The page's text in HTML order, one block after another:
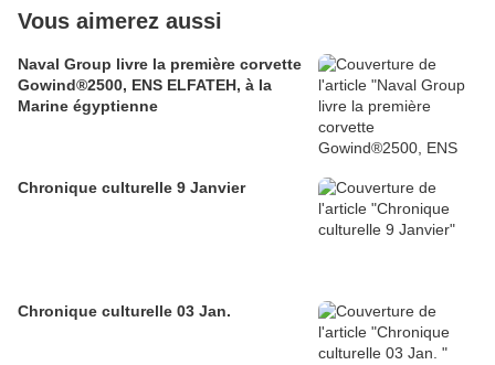
Vous aimerez aussi
Naval Group livre la première corvette
Gowind®2500, ENS ELFATEH, à la
Marine égyptienne
Chronique culturelle 9 Janvier
Chronique culturelle 03 Jan.